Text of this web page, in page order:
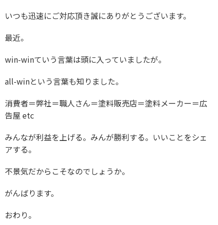
いつも迅速にご対応頂き誠にありがとうございます。
最近。
win-winていう言葉は頭に入っていましたが。
all-winという言葉も知りました。
消費者＝弊社＝職人さん＝塗料販売店＝塗料メーカー＝広
告屋 etc
みんなが利益を上げる。みんが勝利する。いいことをシェ
アする。
不景気だからこそなのでしょうか。
がんばります。
おわり。